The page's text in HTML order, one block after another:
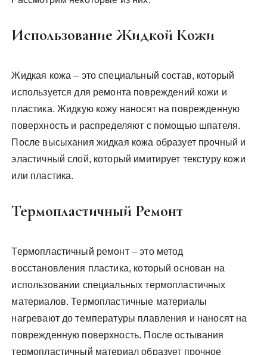
Использование Жидкой Кожи
Жидкая кожа – это специальный состав, который
используется для ремонта повреждений кожи и
пластика. Жидкую кожу наносят на поврежденную
поверхность и распределяют с помощью шпателя.
После высыхания жидкая кожа образует прочный и
эластичный слой, который имитирует текстуру кожи
или пластика.
Термопластичный Ремонт
Термопластичный ремонт – это метод
восстановления пластика, который основан на
использовании специальных термопластичных
материалов. Термопластичные материалы
нагревают до температуры плавления и наносят на
поврежденную поверхность. После остывания
термопластичный материал образует прочное